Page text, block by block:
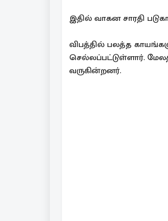
இதில் வாகன சாரதி
விபத்தில் பலத்த
செல்லப்பட்டுள்ளார்.
வருகின்றனர்.